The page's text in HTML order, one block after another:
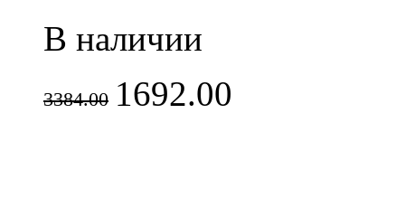
В наличии
3384.00 1692.00